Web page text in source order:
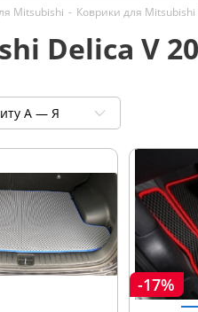
Mitsubishi - Коврики для Mitsubishi
Delica V
А — Я
-17%